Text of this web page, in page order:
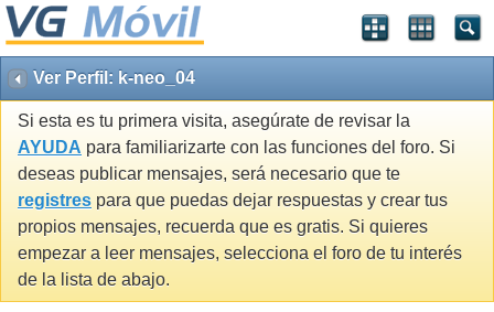
Ver Perfil: k-neo_04
Si esta es tu primera visita, asegúrate de revisar la
AYUDA para familiarizarte con las funciones del foro. Si
deseas publicar mensajes, será necesario que te
registres para que puedas dejar respuestas y crear tus
propios mensajes, recuerda que es gratis. Si quieres
empezar a leer mensajes, selecciona el foro de tu interés
de la lista de abajo.